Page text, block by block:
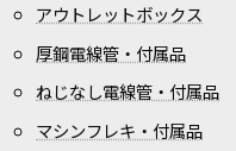
アウトレットボックス
厚鋼電線管・付属品
ねじなし電線管・付属品
マシンフレキ・付属品